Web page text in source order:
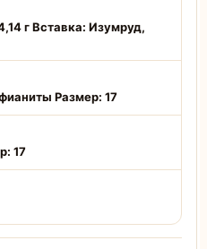
г Вставка: Изумруд,
Размер: 17
17